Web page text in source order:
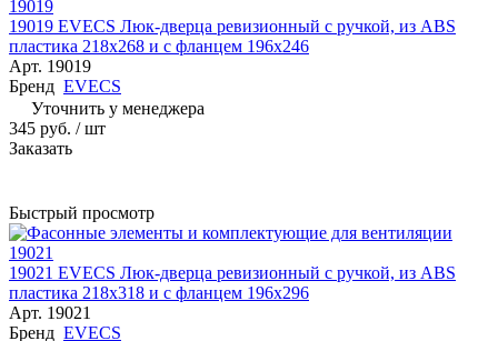
19019 EVECS Люк-дверца ревизионный с ручкой, из ABS
пластика 218х268 и с фланцем 196х246
Арт. 19019
Бренд EVECS
Уточнить у менеджера
345 руб. / шт
Заказать
Быстрый просмотр
19021 EVECS Люк-дверца ревизионный с ручкой, из ABS
пластика 218х318 и с фланцем 196х296
Арт. 19021
Бренд EVECS